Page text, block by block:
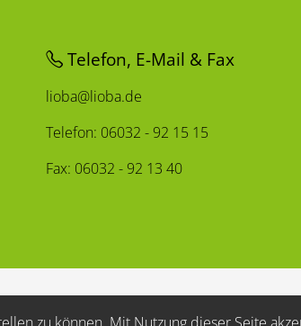
Telefon, E-Mail & Fax
lioba@lioba.de
Telefon: 06032 - 92 15 15
Fax: 06032 - 92 13 40